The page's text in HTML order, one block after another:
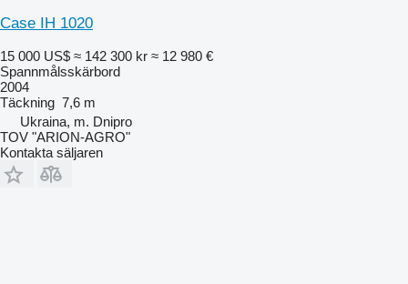
Case IH 1020
15 000 US$ ≈ 142 300 kr ≈ 12 980 €
Spannmålsskärbord
2004
Täckning 7,6 m
Ukraina, m. Dnipro
TOV "ARION-AGRO"
Kontakta säljaren